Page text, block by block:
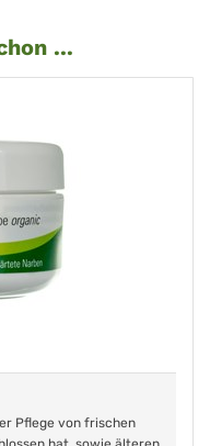
...
Pflege von frischen